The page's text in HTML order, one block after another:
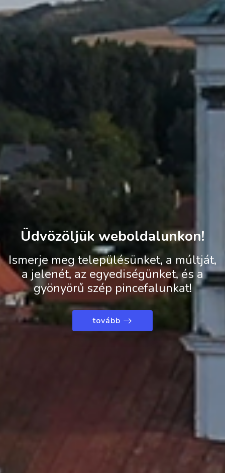
Üdvözöljük weboldalunkon!
Ismerje meg településünket, a múltját,
a jelenét, az egyediségünket, és a
gyönyörű szép pincefalunkat!
tovább